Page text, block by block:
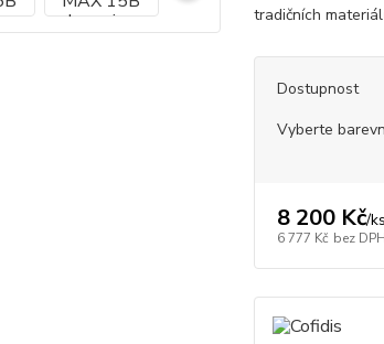
tradičních
Dostupnost
Vyberte
8 200 Kč/ks
6 777 Kč bez DPH